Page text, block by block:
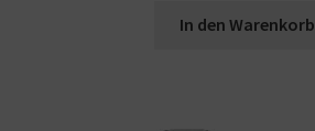
In den Warenkorb